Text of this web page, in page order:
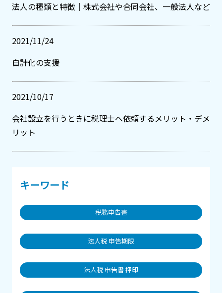
法人の種類と特徴｜株式会社や合同会社、一般法人など
2021/11/24
自計化の支援
2021/10/17
会社設立を行うときに税理士へ依頼するメリット・デメ
リット
キーワード
税務申告書
法人税 申告期限
法人税 申告書 押印